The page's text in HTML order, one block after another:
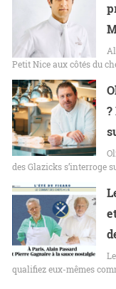
Petit Nice aux côtés du
?
des Glazicks s’interroge
qualifiez eux-mêmes